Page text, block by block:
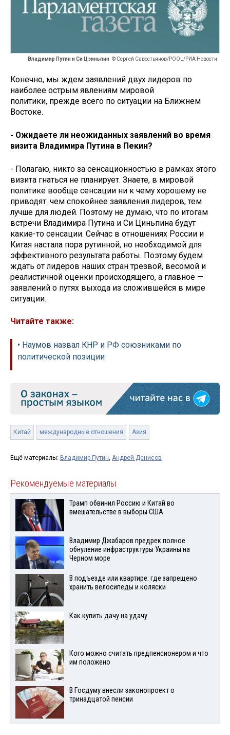
Владимир Путин и Си Цзиньпин © Сергей Савостьянов/POOL/РИА Новости
Конечно, мы ждем заявлений двух лидеров по
наиболее острым явлениям мировой
политики, прежде всего по ситуации на Ближнем
Востоке.
- Ожидаете ли неожиданных заявлений во время
визита Владимира Путина в Пекин?
- Полагаю, никто за сенсационностью в рамках этого
визита гнаться не планирует. Знаете, в мировой
политике вообще сенсации ни к чему хорошему не
приводят: чем спокойнее заявления лидеров, тем
лучше для людей. Поэтому не думаю, что по итогам
встречи Владимира Путина и Си Циньпина будут
какие-то сенсации. Сейчас в отношениях России и
Китая настала пора рутинной, но необходимой для
эффективного результата работы. Поэтому будем
ждать от лидеров наших стран трезвой, весомой и
реалистичной оценки происходящего, а главное —
заявлений о путях выхода из сложившейся в мире
ситуации.
Читайте также:
• Наумов назвал КНР и РФ союзниками по
политической позиции
Китай международные отношения Азия
Ещё материалы: Владимир Путин, Андрей Денисов
Рекомендуемые материалы
Трамп обвинил Россию и Китай во
вмешательстве в выборы США
Владимир Джабаров предрек полное
обнуление инфраструктуры Украины на
Черном море
В подъезде или квартире: где запрещено
хранить велосипеды и коляски
Как купить дачу на удачу
Кого можно считать предпенсионером и что
им положено
В Госдуму внесли законопроект о
тринадцатой пенсии